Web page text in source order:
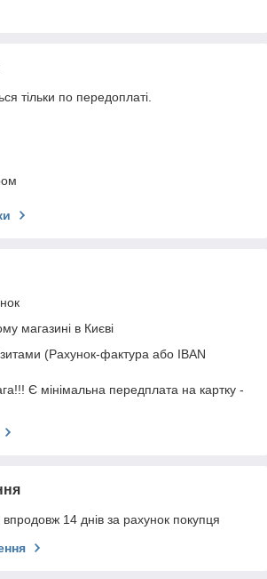
тільки по передоплаті.
магазині в Києві
(Рахунок-фактура або IBAN
Є мінімальна передплата на картку -
14 днів за рахунок покупця